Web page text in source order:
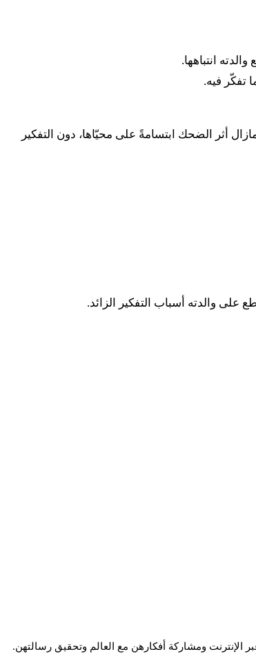
انتباهها.
تفكّر فيه.
من الذرة، ثمّ واصلت السير إلى منزلها ومازال أثر الضحك ابتسامةً على محيّاها، دون التفكير
والدته أسباب التفكير الزائد.
الإنترنت ومشاركة أفكارهن مع العالم وتحقيق رسالتهن.